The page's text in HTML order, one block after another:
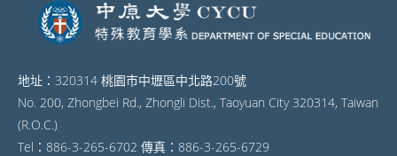
地址：320314 桃園市中壢區中北路200號
No. 200, Zhongbei Rd., Zhongli Dist., Taoyuan City 320314, Taiwan
(R.O.C.)
Tel：886-3-265-6702 傳真：886-3-265-6729